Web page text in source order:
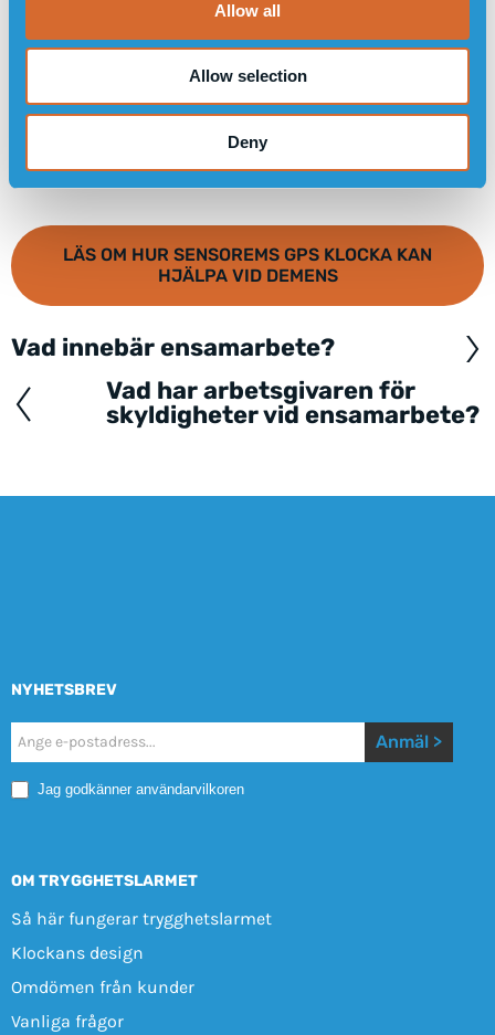
Allow all
Allow selection
Deny
LÄS OM HUR SENSOREMS GPS KLOCKA KAN
HJÄLPA VID DEMENS
Posts
navigation
Vad innebär ensamarbete?
Vad har arbetsgivaren för
skyldigheter vid ensamarbete?
NYHETSBREV
Nyhetsbrev
Mobile
Anmäl >
Jag godkänner användarvilkoren
OM TRYGGHETSLARMET
Så här fungerar trygghetslarmet
Klockans design
Omdömen från kunder
Vanliga frågor